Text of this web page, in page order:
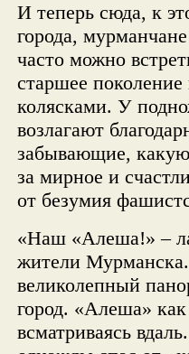
И теперь сюда, к
города,
часто можно
старшее
колясками. У
возлагают
забывающие, какую
за мирное и
от безумия
«Наш «Алеша!» –
жители
великолепный
город. «Алеша»
всматриваясь